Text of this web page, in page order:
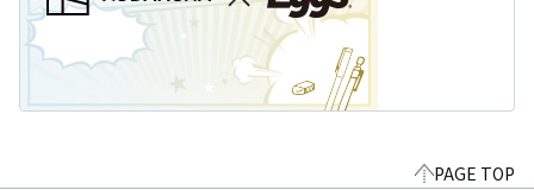
PAGE TOP